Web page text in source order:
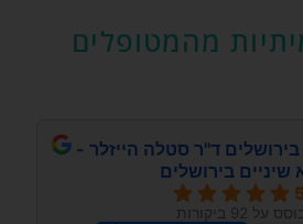
מהמטופלים
ד''ר סטלה הייזלר -
שיניים בירושלים
על 92 ביקורות